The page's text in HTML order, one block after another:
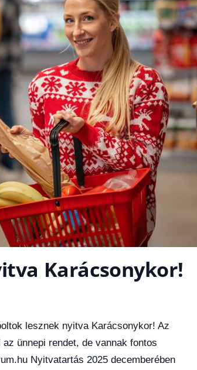
Karácsonykor!
lesznek nyitva Karácsonykor! Az
ünnepi rendet, de vannak fontos
Nyitvatartás 2025 decemberében